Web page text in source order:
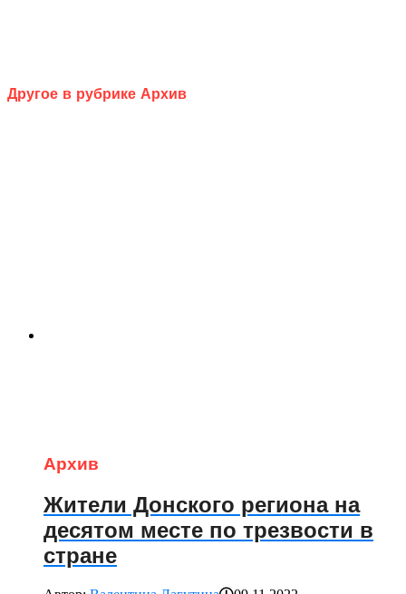
Другое в рубрике Архив
Архив
Жители Донского региона на
десятом месте по трезвости в
стране